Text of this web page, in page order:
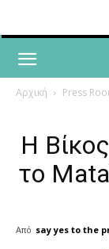
Αρχική Press
Η
το
Από say yes to the